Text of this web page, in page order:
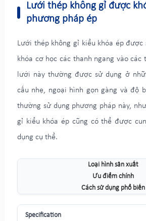
Lưới thép không gỉ được
phương pháp ép
Lưới thép không gỉ kiểu khóa ép được
khóa cơ học các thanh ngang vào các
lưới này thường được sử dụng ở
cấu nhẹ, ngoại hình gọn gàng và độ
thường sử dụng phương pháp này,
gỉ kiểu khóa ép cũng có thể được
dụng cụ thể.
Loại hình sản xuất
Ưu điểm chính
Cách sử dụng phổ biến